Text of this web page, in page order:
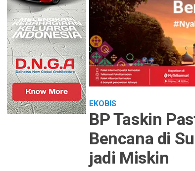
EKOBIS
BP Taskin
Bencana di
jadi Miskin